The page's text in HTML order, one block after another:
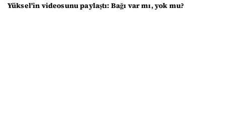
Yüksel'in videosunu paylaştı: Bağı var mı, yok mu?